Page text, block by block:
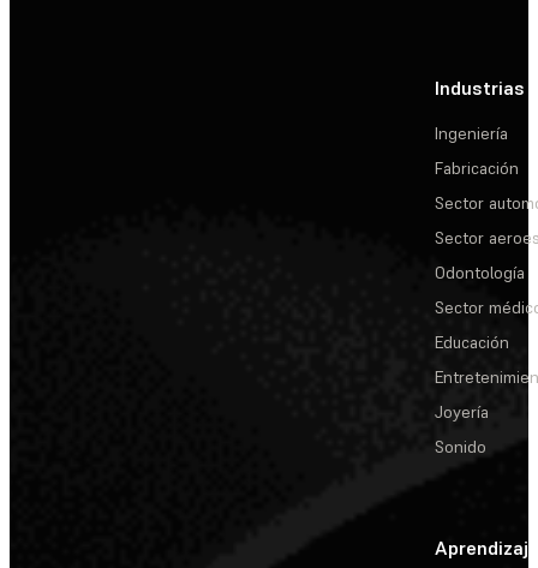
Industrias
Ingeniería
Fabricación
Sector
Sector
Odontología
Sector
Educación
Joyería
Sonido
Aprendizaje